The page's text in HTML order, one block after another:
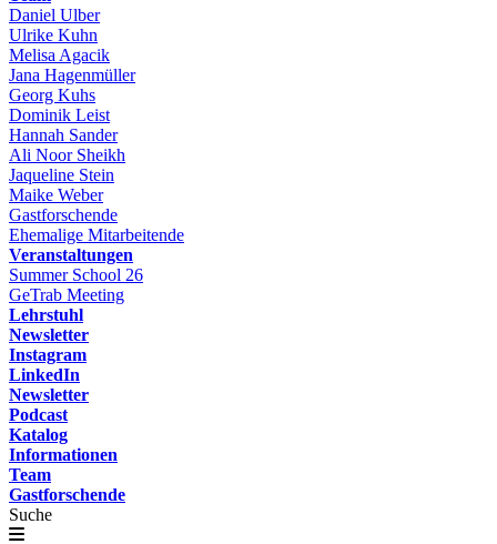
Daniel Ulber
Ulrike Kuhn
Melisa Agacik
Jana Hagenmüller
Georg Kuhs
Dominik Leist
Hannah Sander
Ali Noor Sheikh
Jaqueline Stein
Maike Weber
Gastforschende
Ehemalige Mitarbeitende
Veranstaltungen
Summer School 26
GeTrab Meeting
Lehrstuhl
Newsletter
Instagram
LinkedIn
Newsletter
Podcast
Katalog
Informationen
Team
Gastforschende
Suche